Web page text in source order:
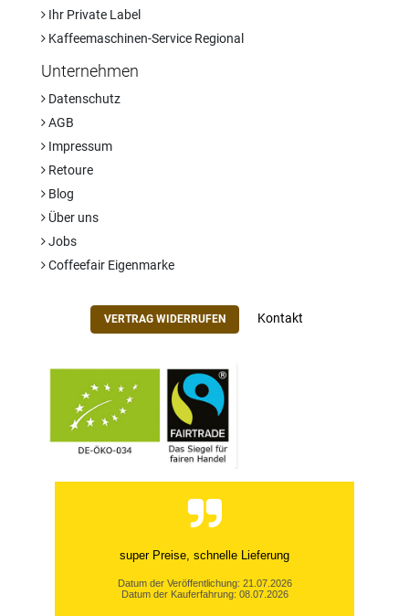
Ihr Private Label
Kaffeemaschinen-Service Regional
Unternehmen
Datenschutz
AGB
Impressum
Retoure
Blog
Über uns
Jobs
Coffeefair Eigenmarke
VERTRAG WIDERRUFEN Kontakt
super Preise, schnelle Lieferung
Datum der Veröffentlichung: 21.07.2026
Datum der Kauferfahrung: 08.07.2026